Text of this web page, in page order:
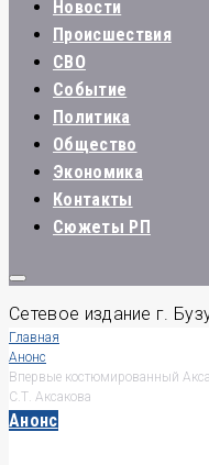
Новости
Происшествия
СВО
Событие
Политика
Общество
Экономика
Контакты
Сюжеты РП
Сетевое издание г.
Главная
Анонс
Впервые костюмированный
С.Т. Аксакова
Анонс